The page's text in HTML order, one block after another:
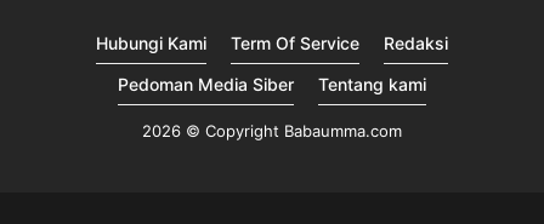
Hubungi Kami Term Of Service
Redaksi
Pedoman Media Siber
Tentang kami
2026 © Copyright Babaumma.com